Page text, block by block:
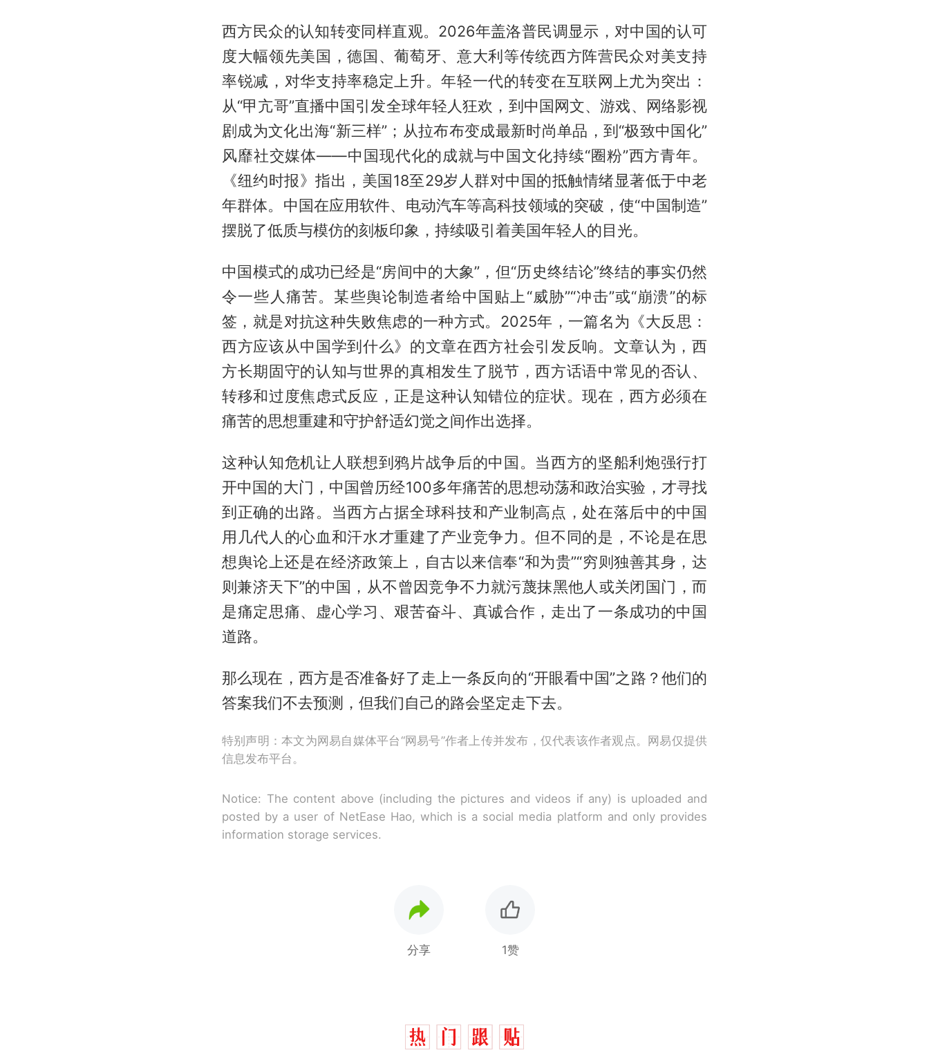
西方民众的认知转变同样直观。2026年盖洛普民调显示，对中国的认可
度大幅领先美国，德国、葡萄牙、意大利等传统西方阵营民众对美支持
率锐减，对华支持率稳定上升。年轻一代的转变在互联网上尤为突出：
从“甲亢哥”直播中国引发全球年轻人狂欢，到中国网文、游戏、网络影视
剧成为文化出海“新三样”；从拉布布变成最新时尚单品，到“极致中国化”
风靡社交媒体——中国现代化的成就与中国文化持续“圈粉”西方青年。
《纽约时报》指出，美国18至29岁人群对中国的抵触情绪显著低于中老
年群体。中国在应用软件、电动汽车等高科技领域的突破，使“中国制造”
摆脱了低质与模仿的刻板印象，持续吸引着美国年轻人的目光。
中国模式的成功已经是“房间中的大象”，但“历史终结论”终结的事实仍然
令一些人痛苦。某些舆论制造者给中国贴上“威胁”“冲击”或“崩溃”的标
签，就是对抗这种失败焦虑的一种方式。2025年，一篇名为《大反思：
西方应该从中国学到什么》的文章在西方社会引发反响。文章认为，西
方长期固守的认知与世界的真相发生了脱节，西方话语中常见的否认、
转移和过度焦虑式反应，正是这种认知错位的症状。现在，西方必须在
痛苦的思想重建和守护舒适幻觉之间作出选择。
这种认知危机让人联想到鸦片战争后的中国。当西方的坚船利炮强行打
开中国的大门，中国曾历经100多年痛苦的思想动荡和政治实验，才寻找
到正确的出路。当西方占据全球科技和产业制高点，处在落后中的中国
用几代人的心血和汗水才重建了产业竞争力。但不同的是，不论是在思
想舆论上还是在经济政策上，自古以来信奉“和为贵”“穷则独善其身，达
则兼济天下”的中国，从不曾因竞争不力就污蔑抹黑他人或关闭国门，而
是痛定思痛、虚心学习、艰苦奋斗、真诚合作，走出了一条成功的中国
道路。
那么现在，西方是否准备好了走上一条反向的“开眼看中国”之路？他们的
答案我们不去预测，但我们自己的路会坚定走下去。
特别声明：本文为网易自媒体平台“网易号”作者上传并发布，仅代表该作者观点。网易仅提供
信息发布平台。
Notice: The content above (including the pictures and videos if any) is uploaded and
posted by a user of NetEase Hao, which is a social media platform and only provides
information storage services.
分享 1赞